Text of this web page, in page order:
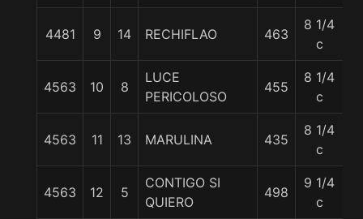
4481 9 14 RECHIFLAO 463
8 1/4
c
4563 10 8
LUCE
PERICOLOSO
455
8 1/4
c
4563 11 13 MARULINA 435
8 1/4
c
4563 12 5
CONTIGO SI
QUIERO
498
9 1/4
c